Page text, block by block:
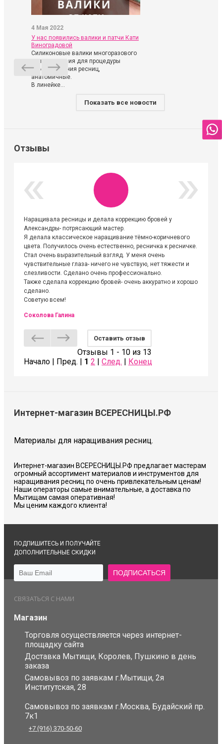
4 Мая 2022
У нас появились валики и патчи Кати
Виноградовой
Силиконовые валики многоразового
использования для процедуры
ламинирования ресниц,
анатомичные.
В линейке...
Показать все новости
Отзывы
Наращивала ресницы и делала коррекцию бровей у
Александры- потрясающий мастер.
Я делала классическое наращивание тёмно-коричневого
цвета. Получилось очень естественно, ресничка к ресничке.
Стал очень выразительный взгляд. У меня очень
чувствительные глаза- ничего не чувствую, нет тяжести и
слезливости. Сделано очень профессионально.
Также сделала коррекцию бровей- очень аккуратно и хорошо
сделано.
Советую всем!
Соколова Галина
Оставить отзыв
Отзывы 1 - 10 из 13
Начало | Пред. | 1 2 След. Конец
Интернет-магазин ВСЕРЕСНИЦЫ.РФ
Материалы для наращивания ресниц.
Интернет-магазин ВСЕРЕСНИЦЫ.РФ предлагает мастерам
огромный ассортимент материалов и инструментов для
наращивания ресниц по очень привлекательным ценам!
Наши операторы самые внимательные, а доставка по
Мытищам самая оперативная!
Мы ценим каждого клиента!
ПОДПИШИТЕСЬ И ПОЛУЧАЙТЕ
ДОПОЛНИТЕЛЬНЫЕ СКИДКИ
СВЯЗАТЬСЯ С НАМИ
Магазин
Торговля осуществляется через интернет-
площадку сайта
Доставка Мытищи, Королев, Пушкино в день
заказа
Самовывоз по заявкам г.Мытищи, 2я
Институтская, 28
Самовывоз по заявкам г.Москва, Будайский пр.
7к1
+7 (916) 370-50-60